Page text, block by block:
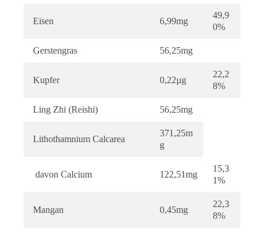
Eisen 6,99mg
49,9
0%
Gerstengras 56,25mg
Kupfer 0,22µg
22,2
8%
Ling Zhi (Reishi) 56,25mg
Lithothamnium Calcarea
371,25m
g
davon Calcium 122,51mg
15,3
1%
Mangan 0,45mg
22,3
8%